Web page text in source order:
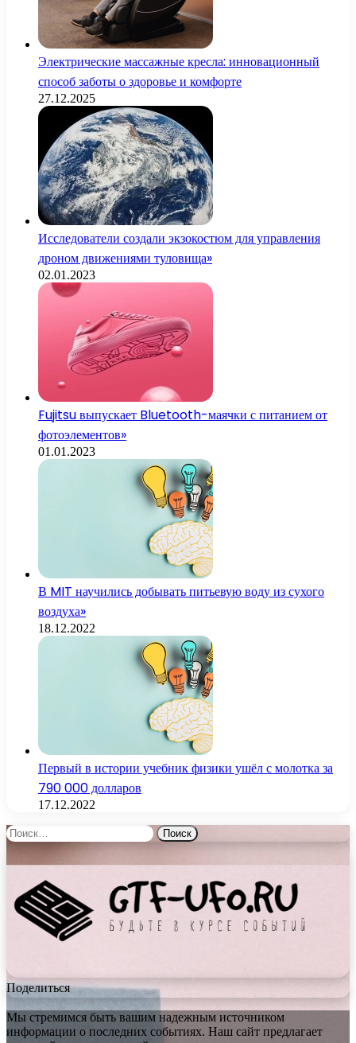
Электрические массажные кресла: инновационный
способ заботы о здоровье и комфорте
27.12.2025
Исследователи создали экзокостюм для управления
дроном движениями туловища»
02.01.2023
Fujitsu выпускает Bluetooth-маячки с питанием от
фотоэлементов»
01.01.2023
В MIT научились добывать питьевую воду из сухого
воздуха»
18.12.2022
Первый в истории учебник физики ушёл с молотка за
790 000 долларов
17.12.2022
Найти:
Поделиться
Мы стремимся быть вашим надежным источником
информации о последних событиях. Наш сайт предлагает